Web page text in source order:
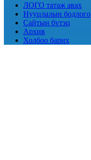
ЛОГО татаж авах
Нууцлалын бодлого
Сайтын бүтэц
Архив
Холбоо барих